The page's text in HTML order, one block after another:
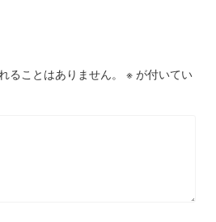
ることはありません。 ※ が付いてい